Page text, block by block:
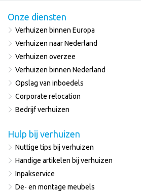
Onze diensten
Verhuizen binnen Europa
Verhuizen naar Nederland
Verhuizen overzee
Verhuizen binnen Nederland
Opslag van inboedels
Corporate relocation
Bedrijf verhuizen
Hulp bij verhuizen
Nuttige tips bij verhuizen
Handige artikelen bij verhuizen
Inpakservice
De- en montage meubels